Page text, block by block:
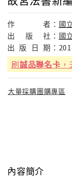
作 者： 國
出
版 社： 國
出 版 日 期：
刷誠品聯名卡
大量採購團購專區
內容簡介